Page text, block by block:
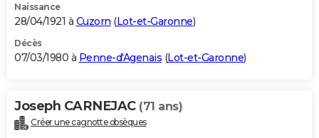
Naissance
28/04/1921 à Cuzorn (Lot-et-Garonne)
Décès
07/03/1980 à Penne-d'Agenais (Lot-et-Garonne)
Joseph CARNEJAC (71 ans)
Créer une cagnotte obsèques